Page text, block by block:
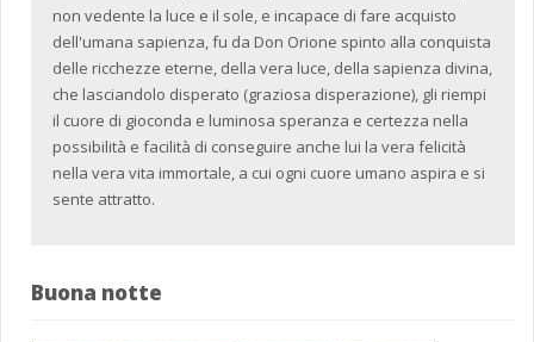
non vedente la luce e il sole, e incapace di fare acquisto
dell'umana sapienza, fu da Don Orione spinto alla conquista
delle ricchezze eterne, della vera luce, della sapienza divina,
che lasciandolo disperato (graziosa disperazione), gli riempi
il cuore di gioconda e luminosa speranza e certezza nella
possibilità e facilità di conseguire anche lui la vera felicità
nella vera vita immortale, a cui ogni cuore umano aspira e si
sente attratto.
Buona notte